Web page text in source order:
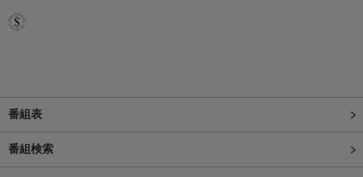
番組表
番組検索